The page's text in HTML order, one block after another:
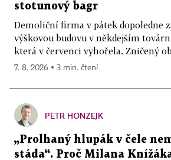
stotunový bagr
Demoliční firma v pátek dopoledne
výškovou budovu v někdejším
která v červenci vyhořela. Zničený
7. 8. 2026 ▪ 3 min. čtení
PETR HONZEJK
„Prolhaný hlupák v čele
stáda“. Proč Milana